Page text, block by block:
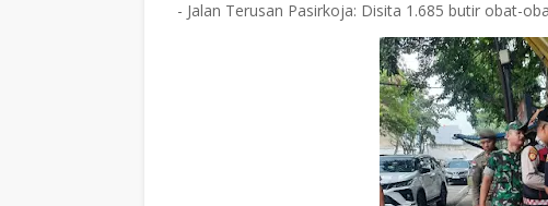
- Jalan Terusan Pasirkoja: Disita 1.685 butir obat-